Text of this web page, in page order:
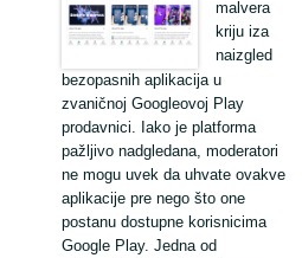
malvera
kriju iza
naizgled
bezopasnih aplikacija u
zvaničnoj Googleovoj Play
prodavnici. Iako je platforma
pažljivo nadgledana, moderatori
ne mogu uvek da uhvate ovakve
aplikacije pre nego što one
postanu dostupne korisnicima
Google Play. Jedna od